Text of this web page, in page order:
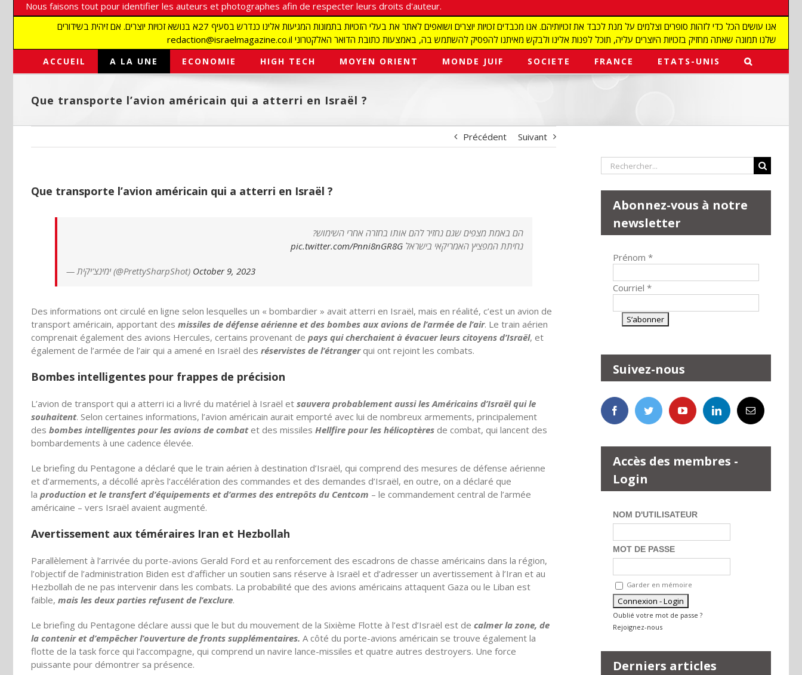
Nous faisons tout pour identifier les auteurs et photographes afin de respecter leurs droits d'auteur.
אנו עושים הכל כדי לזהות סופרים וצלמים על מנת לכבד את זכויותיהם. אנו מכבדים זכויות יוצרים ושואפים לאתר את בעלי הזכויות בתמונות המגיעות אלינו כנדרש בסעיף 27א בנושא זכויות יוצרים. אם זיהית בשידורים
redaction@israelmagazine.co.il שלנו תמונה שאתה מחזיק בזכויות היוצרים עליה, תוכל לפנות אלינו ולבקש מאיתנו להפסיק להשתמש בה, באמצעות כתובת הדואר האלקטרוני
ACCUEIL A LA UNE ECONOMIE HIGH TECH MOYEN ORIENT MONDE JUIF SOCIETE FRANCE ETATS-UNIS
Que transporte l’avion américain qui a atterri en Israël ?
Précédent Suivant
Que transporte l’avion américain qui a atterri en Israël ?
הם באמת מצפים שגם נחזיר להם אותו בחזרה אחרי השימוש?
נחיתת המפציץ האמריקאי בישראל pic.twitter.com/Pnni8nGR8G
— ימינצ'יקית (@PrettySharpShot) October 9, 2023
Des informations ont circulé en ligne selon lesquelles un « bombardier » avait atterri en Israël, mais en réalité, c’est un avion de
transport américain, apportant des missiles de défense aérienne et des bombes aux avions de l’armée de l’air. Le train aérien
comprenait également des avions Hercules, certains provenant de pays qui cherchaient à évacuer leurs citoyens d’Israël, et
également de l’armée de l’air qui a amené en Israël des réservistes de l’étrangerqui ont rejoint les combats.
Bombes intelligentes pour frappes de précision
L’avion de transport qui a atterri ici a livré du matériel à Israël et sauvera probablement aussi les Américains d’Israël qui le
souhaitent. Selon certaines informations, l’avion américain aurait emporté avec lui de nombreux armements, principalement
des bombes intelligentes pour les avions de combatet des missiles Hellfire pour les hélicoptères de combat, qui lancent des
bombardements à une cadence élevée.
Le briefing du Pentagone a déclaré que le train aérien à destination d’Israël, qui comprend des mesures de défense aérienne
et d’armements, a décollé après l’accélération des commandes et des demandes d’Israël, en outre, on a déclaré que
la production et le transfert d’équipements et d’armes des entrepôts du Centcom – le commandement central de l’armée
américaine – vers Israël avaient augmenté.
Avertissement aux téméraires Iran et Hezbollah
Parallèlement à l’arrivée du porte-avions Gerald Ford et au renforcement des escadrons de chasse américains dans la région,
l’objectif de l’administration Biden est d’afficher un soutien sans réserve à Israël et d’adresser un avertissement à l’Iran et au
Hezbollah de ne pas intervenir dans les combats. La probabilité que des avions américains attaquent Gaza ou le Liban est
faible, mais les deux parties refusent de l’exclure.
Le briefing du Pentagone déclare aussi que le but du mouvement de la Sixième Flotte à l’est d’Israël est de calmer la zone, de
la contenir et d’empêcher l’ouverture de fronts supplémentaires. A côté du porte-avions américain se trouve également la
flotte de la task force qui l’accompagne, qui comprend un navire lance-missiles et quatre autres destroyers. Une force
puissante pour démontrer sa présence.
Rechercher:
Abonnez-vous à notre
newsletter
Prénom *
Courriel *
Suivez-nous
Accès des membres -
Login
NOM D'UTILISATEUR
MOT DE PASSE
Garder en mémoire
Oublié votre mot de passe ?
Rejoignez-nous
Derniers articles